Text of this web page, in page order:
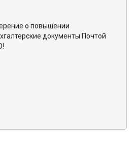
о повышении
документы Почтой